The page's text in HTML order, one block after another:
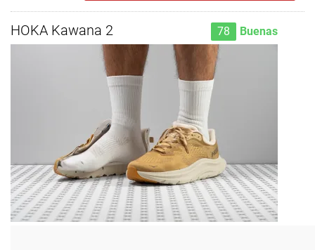
HOKA Kawana 2 78 Buenas